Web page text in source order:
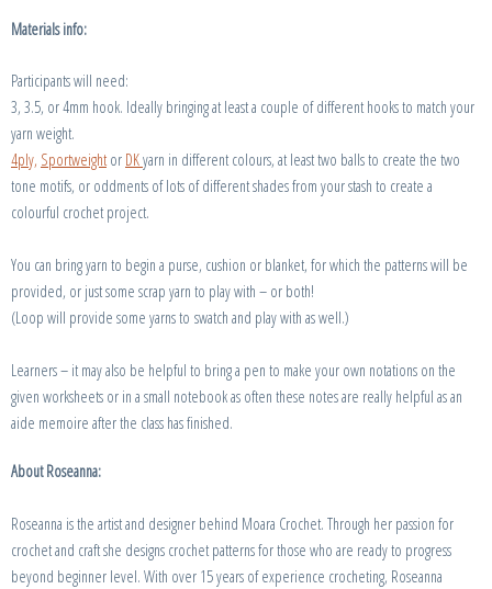
Materials info:
Participants will need:
3, 3.5, or 4mm hook. Ideally bringing at least a couple of different hooks to match your
yarn weight.
4ply, Sportweightor DKyarn in different colours, at least two balls to create the two
tone motifs, or oddments of lots of different shades from your stash to create a
colourful crochet project.
You can bring yarn to begin a purse, cushion or blanket, for which the patterns will be
provided, or just some scrap yarn to play with – or both!
(Loop will provide some yarns to swatch and play with as well.)
Learners – it may also be helpful to bring a pen to make your own notations on the
given worksheets or in a small notebook as often these notes are really helpful as an
aide memoire after the class has finished.
About Roseanna:
Roseanna is the artist and designer behind Moara Crochet. Through her passion for
crochet and craft she designs crochet patterns for those who are ready to progress
beyond beginner level. With over 15 years of experience crocheting, Roseanna